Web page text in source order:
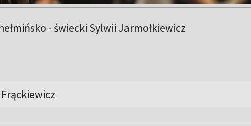
- świecki Sylwii Jarmołkiewicz
Frąckiewicz